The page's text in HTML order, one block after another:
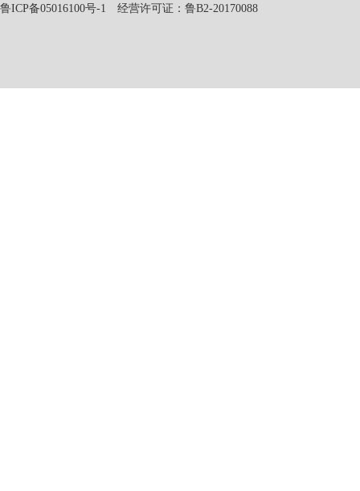
鲁ICP备05016100号-1 经营许可证：鲁B2-20170088